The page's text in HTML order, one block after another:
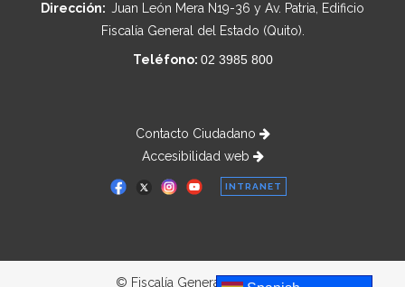
Dirección: Juan León Mera N19-36 y Av. Patria, Edificio
Fiscalía General del Estado (Quito).
Teléfono: 02 3985 800
Contacto Ciudadano
Accesibilidad web
INTRANET
© Fiscalía General del Estado